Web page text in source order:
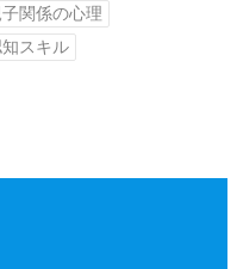
子関係の心理
スキル